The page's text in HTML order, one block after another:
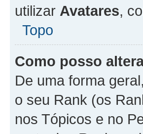
utilizar Avatares,
Topo
Como posso
De uma forma
o seu Rank (os
nos Tópicos e no